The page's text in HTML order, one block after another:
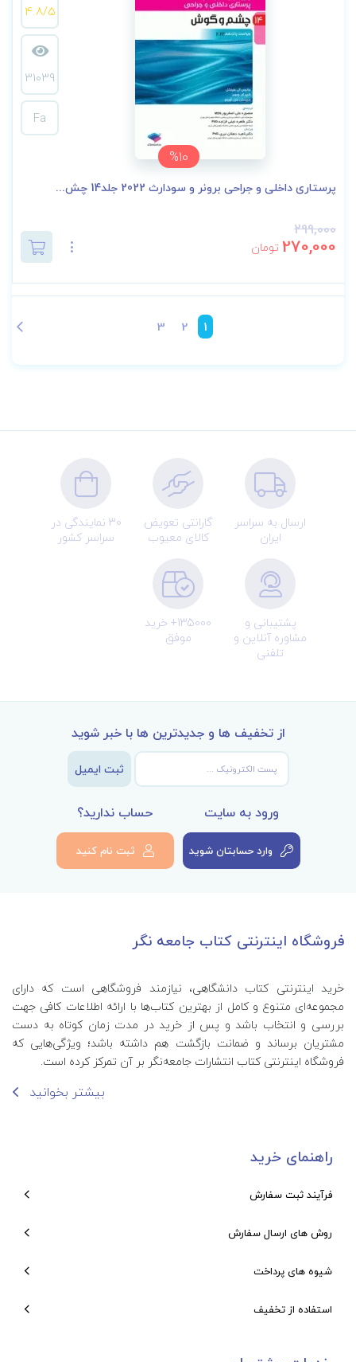
%10
4.8/5
31039
Fa
پرستاری داخلی و جراحی برونر و سودارث 2022 جلد14 چش...
299,000
270,000 تومان
1
2
3
ارسال به سراسر
ایران
گارانتی تعویض
کالای معیوب
30 نمایندگی در
سراسر کشور
پشتیبانی و
مشاوره آنلاین و
تلفنی
135000+ خرید
موفق
از تخفیف ها و جدیدترین ها با خبر شوید
ثبت ایمیل
ورود به سایت
وارد حسابتان شوید
حساب ندارید؟
ثبت نام کنید
فروشگاه اینترنتی کتاب جامعه نگر
خرید اینترنتی کتاب‌ دانشگاهی، نیازمند فروشگاهی است که دارای
مجموعه‌ای متنوع و کامل از بهترین کتاب‌ها با ارائه اطلاعات کافی جهت
بررسی و انتخاب باشد و پس از خرید در مدت زمان کوتاه به دست
مشتریان برساند و ضمانت بازگشت هم داشته باشد؛ ویژگی‌هایی که
فروشگاه اینترنتی کتاب انتشارات جامعه‌نگر بر آن تمرکز کرده است.
بیشتر بخوانید
راهنمای خرید
فرآیند ثبت سفارش
روش های ارسال سفارش
شیوه های پرداخت
استفاده از تخفیف